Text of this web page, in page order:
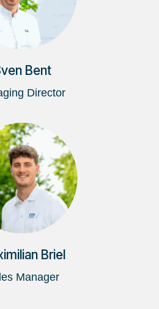
Bent
Director
Briel
Manager